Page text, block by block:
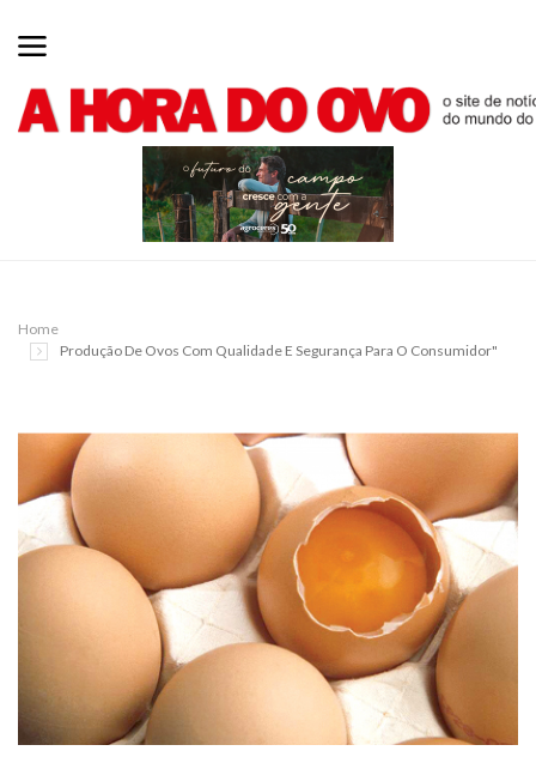
Home
Produção De Ovos Com Qualidade E Segurança Para O Consumidor"